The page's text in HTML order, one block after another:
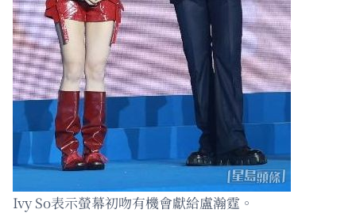
Ivy So表示螢幕初吻有機會獻給盧瀚霆。